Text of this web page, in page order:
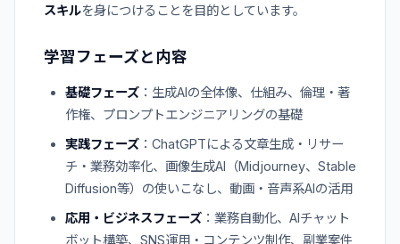
スキルを身につけることを目的としています。
学習フェーズと内容
基礎フェーズ ：生成AIの全体像、仕組み、倫理・著
作権、プロンプトエンジニアリングの基礎
実践フェーズ ：ChatGPTによる文章生成・リサー
チ・業務効率化、画像生成AI（Midjourney、Stable
Diffusion等）の使いこなし、動画・音声系AIの活用
応用・ビジネスフェーズ ：業務自動化、AIチャット
ボット構築、SNS運用・コンテンツ制作、副業案件